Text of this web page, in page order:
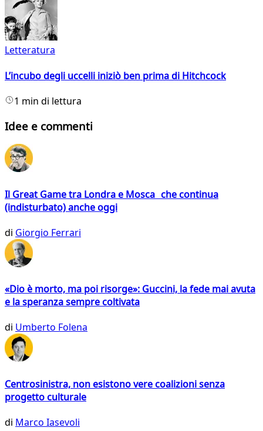
Letteratura
L’incubo degli uccelli iniziò ben prima di Hitchcock
1 min di lettura
Idee e commenti
Il Great Game tra Londra e Mosca che continua
(indisturbato) anche oggi
di Giorgio Ferrari
«Dio è morto, ma poi risorge»: Guccini, la fede mai avuta
e la speranza sempre coltivata
di Umberto Folena
Centrosinistra, non esistono vere coalizioni senza
progetto culturale
di Marco Iasevoli